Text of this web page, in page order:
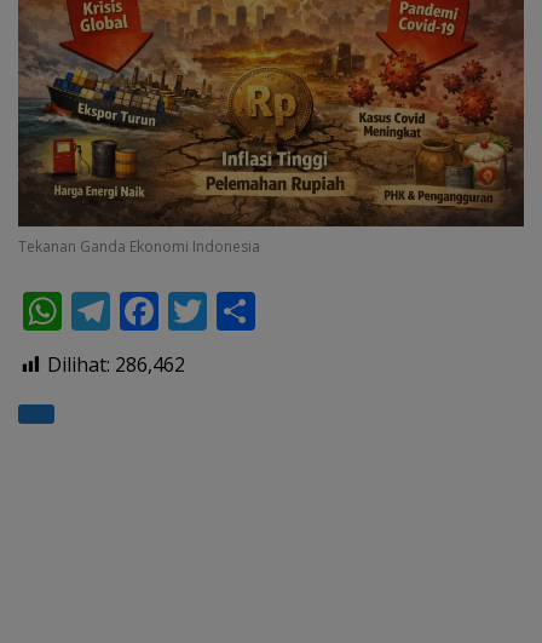
Tekanan Ganda Ekonomi Indonesia
W
h
at
T
el
e
F
ac
e
T
Dilihat: 286,462